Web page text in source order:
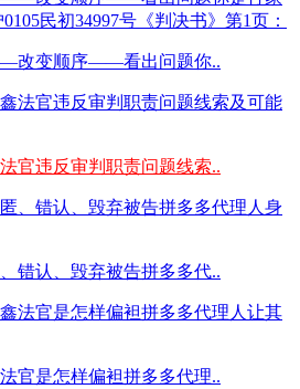
改变顺序——看出问题你..
官违反审判职责问题线索..
错认、毁弃被告拼多多代..
官是怎样偏袒拼多多代理..